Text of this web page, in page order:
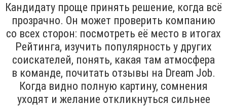
Кандидату проще принять решение, когда всё
прозрачно. Он может проверить компанию
со всех сторон: посмотреть её место в итогах
Рейтинга, изучить популярность у других
соискателей, понять, какая там атмосфера
в команде, почитать отзывы на Dream Job.
Когда видно полную картину, сомнения
уходят и желание откликнуться сильнее